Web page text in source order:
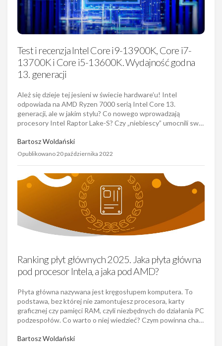
Test i recenzja Intel Core i9-13900K, Core i7-
13700K i Core i5-13600K. Wydajność godna
13. generacji
Ależ się dzieje tej jesieni w świecie hardware’u! Intel
odpowiada na AMD Ryzen 7000 serią Intel Core 13.
generacji, ale w jakim stylu? Co nowego wprowadzają
procesory Intel Raptor Lake-S? Czy „niebiescy” umocnili sw…
Bartosz Woldański
Opublikowano 20 października 2022
Ranking płyt głównych 2025. Jaka płyta główna
pod procesor Intela, a jaka pod AMD?
Płyta główna nazywana jest kręgosłupem komputera. To
podstawa, bez której nie zamontujesz procesora, karty
graficznej czy pamięci RAM, czyli niezbędnych do działania PC
podzespołów. Co warto o niej wiedzieć? Czym powinna cha…
Bartosz Woldański